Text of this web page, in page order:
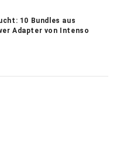
10 Bundles aus
Adapter von Intenso